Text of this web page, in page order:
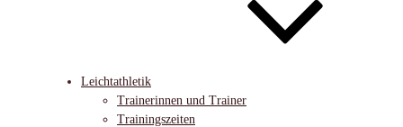
Leichtathletik
Trainerinnen und Trainer
Trainingszeiten